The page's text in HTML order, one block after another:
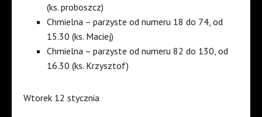
(ks. proboszcz)
Chmielna – parzyste od numeru 18 do 74, od
15.30 (ks. Maciej)
Chmielna – parzyste od numeru 82 do 130, od
16.30 (ks. Krzysztof)
Wtorek 12 stycznia